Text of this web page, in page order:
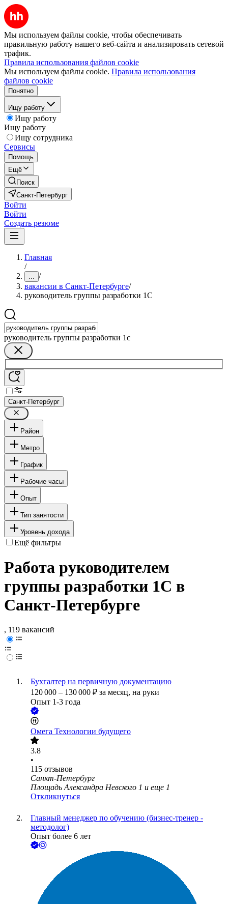
Мы используем файлы cookie, чтобы обеспечивать
правильную работу нашего веб-сайта и анализировать сетевой
трафик.
Правила использования файлов cookie
Мы используем файлы cookie. Правила использования
файлов cookie
Понятно
Ищу работу
Ищу работу
Ищу работу
Ищу сотрудника
Сервисы
Помощь
Ещё
Поиск
Санкт-Петербург
Войти
Войти
Создать резюме
Главная
/
... /
вакансии в Санкт-Петербурге/
руководитель группы разработки 1С
руководитель группы разработки 1с
Санкт-Петербург
Район
Метро
График
Рабочие часы
Опыт
Тип занятости
Уровень дохода
Ещё фильтры
Работа руководителем
группы разработки 1С в
Санкт-Петербурге
, 119 вакансий
Бухгалтер на первичную документацию
120 000 – 130 000 ₽ за месяц, на руки
Опыт 1-3 года
Омега Технологии будущего
3.8
•
115 отзывов
Санкт-Петербург
Площадь Александра Невского 1 и еще 1
Откликнуться
Главный менеджер по обучению (бизнес-тренер -
методолог)
Опыт более 6 лет